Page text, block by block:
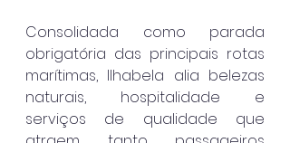
Consolidada como parada
obrigatória das principais rotas
marítimas, Ilhabela alia belezas
naturais, hospitalidade e
serviços de qualidade que